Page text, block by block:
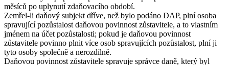
měsíců po uplynutí zdaňovacího období.
Zemřel-li daňový subjekt dříve, než bylo podáno DAP, plní osoba
spravující pozůstalost daňovou povinnost zůstavitele, a to vlastním
jménem na účet pozůstalosti; pokud je daňovou povinnost
zůstavitele povinno plnit více osob spravujících pozůstalost, plní ji
tyto osoby společně a nerozdílně.
Daňovou povinnost zůstavitele spravuje správce daně, který byl